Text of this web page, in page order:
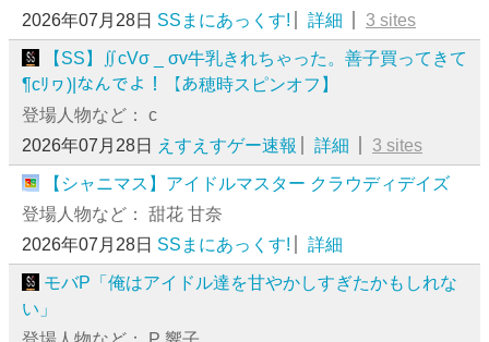
2026年07月28日 SSまにあっくす! 詳細 3 sites
【SS】∬cVσ _ σv牛乳きれちゃった。善子買ってきて
¶cﾘヮ)|なんでよ！【あ穂時スピンオフ】
登場人物など： c
2026年07月28日
えすえすゲー速報 詳細 3 sites
【シャニマス】アイドルマスター クラウディデイズ
登場人物など： 甜花 甘奈
2026年07月28日 SSまにあっくす! 詳細
モバP「俺はアイドル達を甘やかしすぎたかもしれな
い」